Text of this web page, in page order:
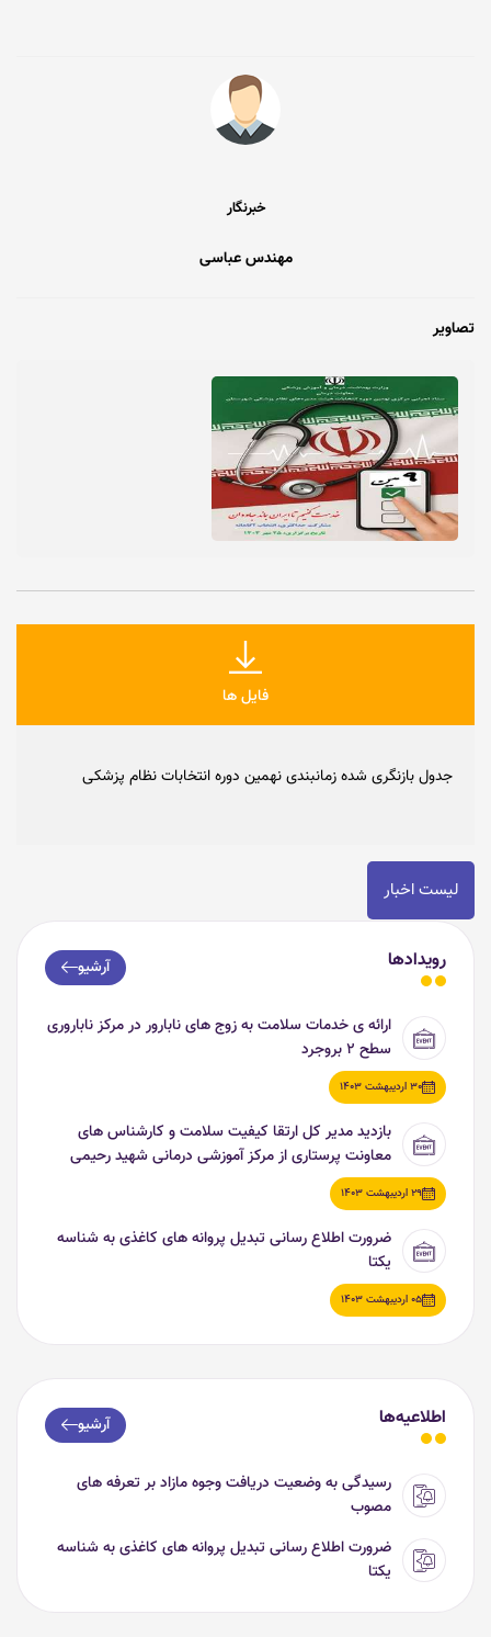
خبرنگار
مهندس عباسی
تصاویر
فایل ها
جدول بازنگری شده زمانبندی نهمین دوره انتخابات نظام پزشکی
لیست اخبار
رویدادها آرشیو
ارائه ی خدمات سلامت به زوج های نابارور در مرکز ناباروری
سطح ۲ بروجرد
30 اردیبهشت 1403
بازدید مدیر کل ارتقا کیفیت سلامت و کارشناس های
معاونت پرستاری از مرکز آموزشی درمانی شهید رحیمی
(بیمارستان مگنت) خرم اباد
29 اردیبهشت 1403
ضرورت اطلاع رسانی تبدیل پروانه های کاغذی به شناسه
یکتا
05 اردیبهشت 1403
اطلاعیه‌ها آرشیو
رسیدگی به وضعیت دریافت وجوه مازاد بر تعرفه های
مصوب
ضرورت اطلاع رسانی تبدیل پروانه های کاغذی به شناسه
یکتا